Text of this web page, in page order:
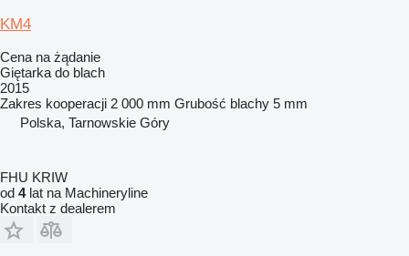
KM4
Cena na żądanie
Giętarka do blach
2015
Zakres kooperacji 2 000 mm Grubość blachy 5 mm
Polska, Tarnowskie Góry
FHU KRIW
od 4lat na Machineryline
Kontakt z dealerem